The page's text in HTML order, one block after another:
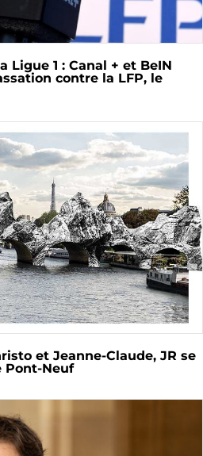
Ligue 1 : Canal + et BeIN
contre la LFP, le
et Jeanne-Claude, JR se
Pont-Neuf